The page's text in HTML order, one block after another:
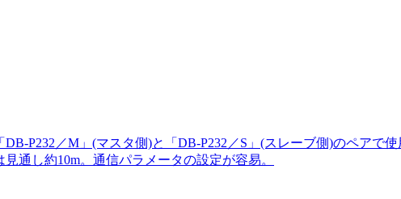
P232／M」(マスタ側)と「DB-P232／S」(スレーブ側)のペアで
通し約10m。通信パラメータの設定が容易。